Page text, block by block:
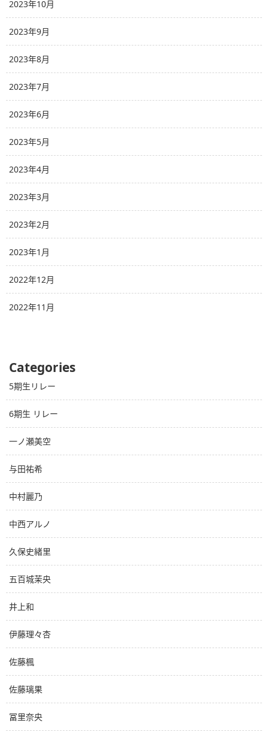
2023年10月
2023年9月
2023年8月
2023年7月
2023年6月
2023年5月
2023年4月
2023年3月
2023年2月
2023年1月
2022年12月
2022年11月
Categories
5期生リレー
6期生 リレー
一ノ瀬美空
与田祐希
中村麗乃
中西アルノ
久保史緒里
五百城茉央
井上和
伊藤理々杏
佐藤楓
佐藤璃果
冨里奈央